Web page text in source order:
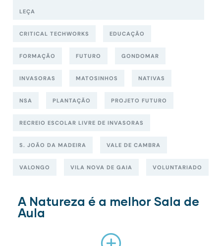
LEÇA
CRITICAL TECHWORKS EDUCAÇÃO
FORMAÇÃO FUTURO GONDOMAR
INVASORAS MATOSINHOS NATIVAS
NSA PLANTAÇÃO PROJETO FUTURO
RECREIO ESCOLAR LIVRE DE INVASORAS
S. JOÃO DA MADEIRA VALE DE CAMBRA
VALONGO VILA NOVA DE GAIA VOLUNTARIADO
A Natureza é a melhor Sala de
Aula